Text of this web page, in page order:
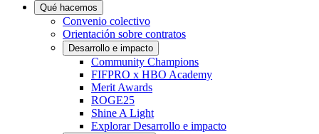
Qué hacemos
Convenio colectivo
Orientación sobre contratos
Desarrollo e impacto
Community Champions
FIFPRO x HBO Academy
Merit Awards
ROGE25
Shine A Light
Explorar Desarrollo e impacto